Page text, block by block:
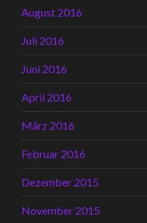
August 2016
Juli 2016
Juni 2016
April 2016
März 2016
Februar 2016
Dezember 2015
November 2015